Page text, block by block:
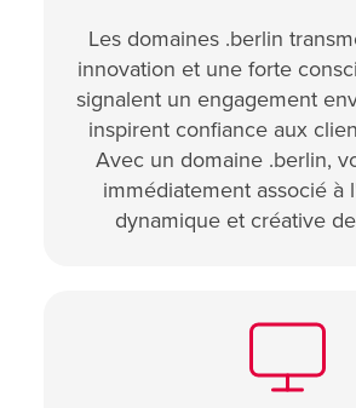
Les domaines .berlin
innovation et une forte
signalent un engagement
inspirent confiance aux
Avec un domaine .berlin,
immédiatement associé à
dynamique et créative